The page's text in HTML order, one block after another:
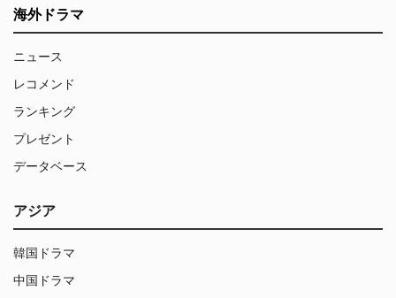
海外ドラマ
ニュース
レコメンド
ランキング
プレゼント
データベース
アジア
韓国ドラマ
中国ドラマ